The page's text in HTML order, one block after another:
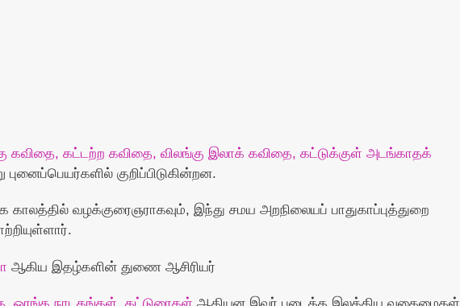
கவிதை, கட்டற்ற கவிதை, விலங்கு இலாக் கவிதை, கட்டுக்குள் அடங்காதக்
புனைப்பெயர்களில் குறிப்பிடுகின்றன.
காலத்தில் வழக்குரைஞராகவும், இந்து சமய அறநிலையப் பாதுகாப்புத்துறை
ஆகிய இதழ்களின் துணை ஆசிரியர்